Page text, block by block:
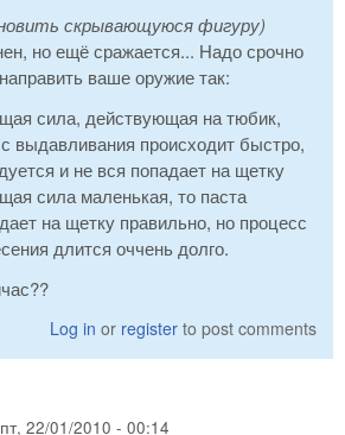
скрывающуюся фигуру)
но ещё сражается... Надо срочно
ваше оружие так:
сила, действующая на тюбик,
выдавливания происходит быстро,
и не вся попадает на щетку
сила маленькая, то паста
на щетку правильно, но процесс
длится оччень долго.
Log in or register to post comments
пт, 22/01/2010 - 00:14